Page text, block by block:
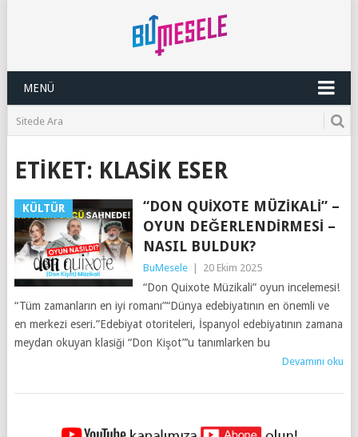
MENÜ
ETIKET: KLASIK ESER
KÜLTÜR
“DON QUIXOTE MÜZIKALI” –
OYUN DEĞERLENDIRMESI –
NASIL BULDUK?
BuMesele 20 Ekim 2025
“Don Quixote Müzikali” oyun incelemesi!
“Tüm zamanların en iyi romanı”“Dünya edebiyatının en önemli ve
en merkezi eseri.”Edebiyat otoriteleri, İspanyol edebiyatının zamana
meydan okuyan klasiği “Don Kişot”’u tanımlarken bu
Devamını oku
YAZILAR